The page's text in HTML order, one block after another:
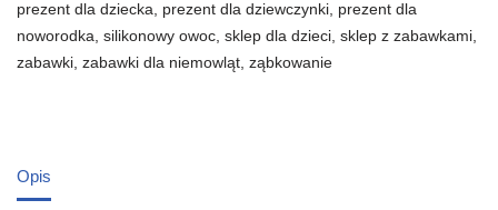
prezent dla dziecka, prezent dla dziewczynki, prezent dla
noworodka, silikonowy owoc, sklep dla dzieci, sklep z zabawkami,
zabawki, zabawki dla niemowląt, ząbkowanie
Opis